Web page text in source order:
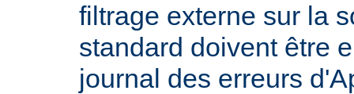
filtrage externe sur la
standard doivent être
journal des erreurs